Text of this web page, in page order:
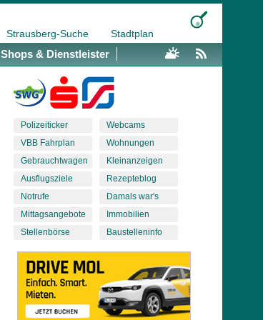
Strausberg-Suche Stadtplan
Shops & Dienstleister
Polizeiticker
VBB Fahrplan
Gebrauchtwagen
Ausflugsziele
Notrufe
Mittagsangebote
Stellenbörse
Webcams
Wohnungen
Kleinanzeigen
Rezepteblog
Damals war's
Immobilien
Baustelleninfo